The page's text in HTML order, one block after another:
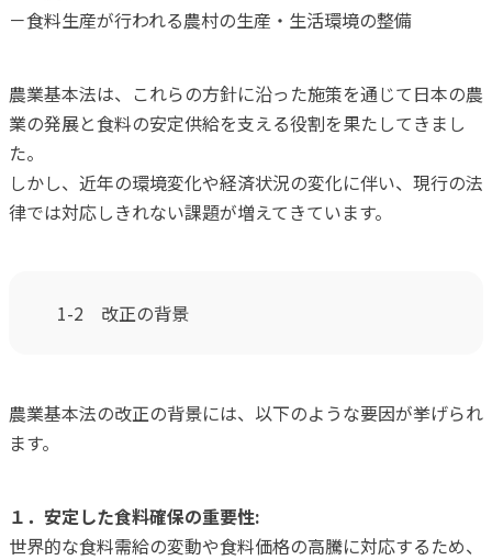
－食料生産が行われる農村の生産・生活環境の整備
農業基本法は、これらの方針に沿った施策を通じて日本の農
業の発展と食料の安定供給を支える役割を果たしてきまし
た。
しかし、近年の環境変化や経済状況の変化に伴い、現行の法
律では対応しきれない課題が増えてきています。
1-2 改正の背景
農業基本法の改正の背景には、以下のような要因が挙げられ
ます。
１．安定した食料確保の重要性:
世界的な食料需給の変動や食料価格の高騰に対応するため、